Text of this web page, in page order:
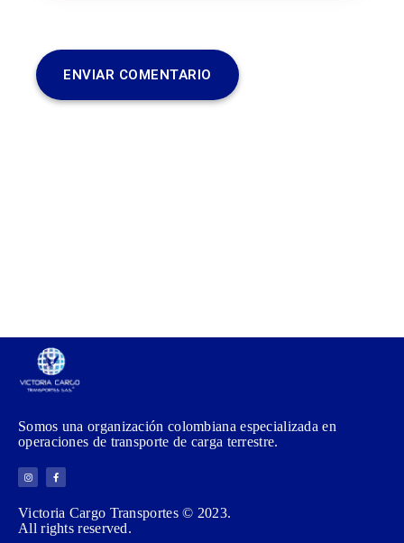
Somos una organización colombiana especializada en
operaciones de transporte de carga terrestre.
Victoria Cargo Transportes © 2023.
All rights reserved.